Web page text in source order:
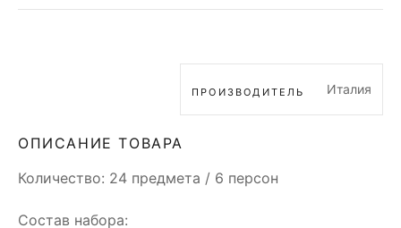
ПРОИЗВОДИТЕЛЬ Италия
ОПИСАНИЕ ТОВАРА
Количество: 24 предмета / 6 персон
Состав набора: